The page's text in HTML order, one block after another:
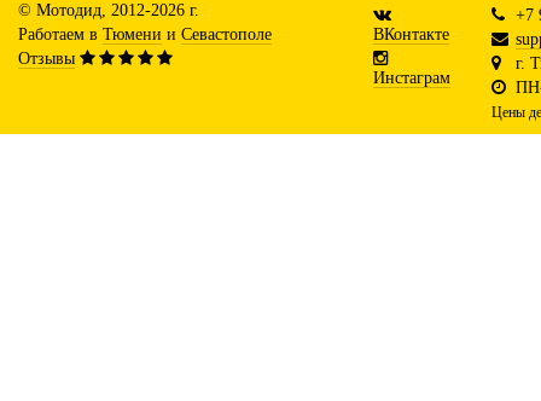
© Мотодид, 2012-2026 г.
Работаем в Тюмени и Севастополе
Отзывы
ВКонтакте
Инстаграм
+7
г.
Цены